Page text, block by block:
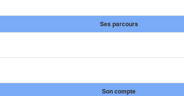
Ses parcours
Son compte